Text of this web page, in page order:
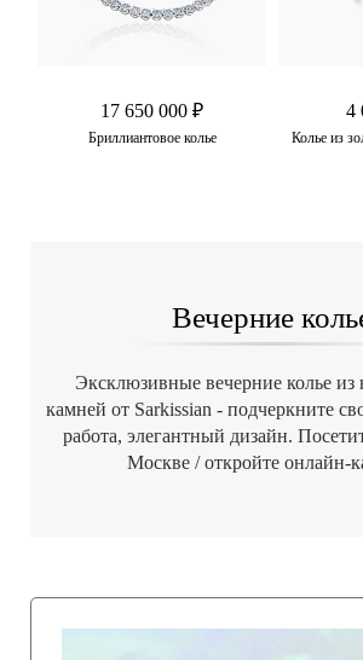
17 650 000 ₽
Бриллиантовое колье
4
Колье из
Вечерние
Эксклюзивные вечерние колье из
камней от Sarkissian - подчеркните
работа, элегантный дизайн.
Москве / откройте онлайн-